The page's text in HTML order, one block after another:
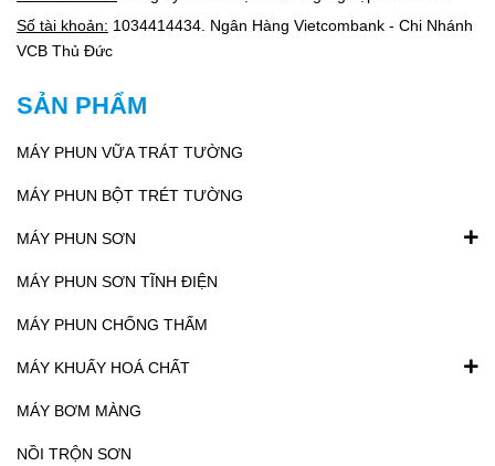
Số tài khoản: 1034414434. Ngân Hàng Vietcombank - Chi Nhánh
VCB Thủ Đức
SẢN PHẨM
MÁY PHUN VỮA TRÁT TƯỜNG
MÁY PHUN BỘT TRÉT TƯỜNG
MÁY PHUN SƠN
MÁY PHUN SƠN TĨNH ĐIỆN
MÁY PHUN CHỐNG THẤM
MÁY KHUẤY HOÁ CHẤT
MÁY BƠM MÀNG
NỒI TRỘN SƠN